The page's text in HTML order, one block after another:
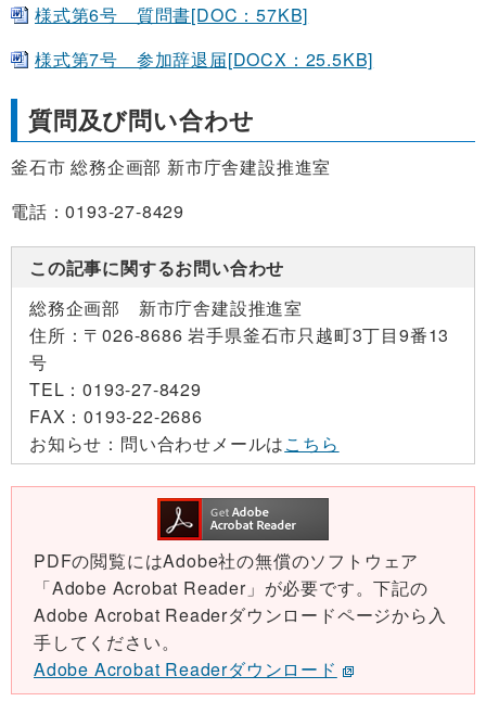
様式第6号 質問書[DOC：57KB]
様式第7号 参加辞退届[DOCX：25.5KB]
質問及び問い合わせ
釜石市 総務企画部 新市庁舎建設推進室
電話：0193-27-8429
この記事に関するお問い合わせ
総務企画部 新市庁舎建設推進室
住所： 〒026-8686 岩手県釜石市只越町3丁目9番13
号
TEL：0193-27-8429
FAX：0193-22-2686
お知らせ： 問い合わせメールはこちら
PDFの閲覧にはAdobe社の無償のソフトウェア
「Adobe Acrobat Reader」が必要です。下記の
Adobe Acrobat Readerダウンロードページから入
手してください。
Adobe Acrobat Readerダウンロード